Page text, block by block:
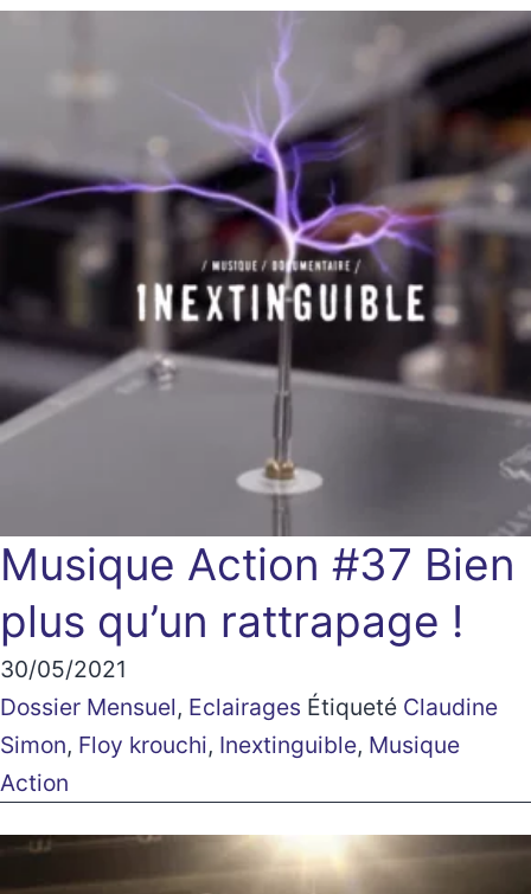
Musique Action #37 Bien
plus qu’un rattrapage !
30/05/2021
Dossier Mensuel, Eclairages Étiqueté Claudine
Simon, Floy krouchi, Inextinguible, Musique
Action